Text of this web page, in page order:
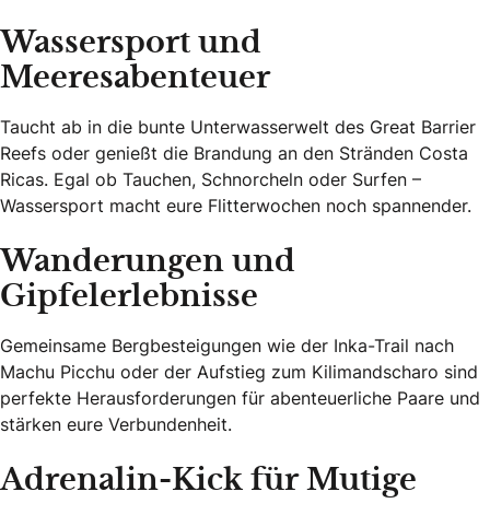
Wassersport und
Meeresabenteuer
Taucht ab in die bunte Unterwasserwelt des Great Barrier
Reefs oder genießt die Brandung an den Stränden Costa
Ricas. Egal ob Tauchen, Schnorcheln oder Surfen –
Wassersport macht eure Flitterwochen noch spannender.
Wanderungen und
Gipfelerlebnisse
Gemeinsame Bergbesteigungen wie der Inka-Trail nach
Machu Picchu oder der Aufstieg zum Kilimandscharo sind
perfekte Herausforderungen für abenteuerliche Paare und
stärken eure Verbundenheit.
Adrenalin-Kick für Mutige